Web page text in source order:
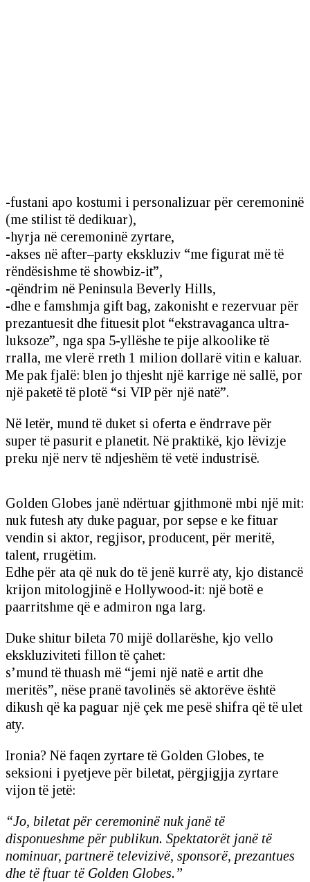
-fustani apo kostumi i personalizuar për ceremoninë
(me stilist të dedikuar),
-hyrja në ceremoninë zyrtare,
-akses në after–party ekskluziv “me figurat më të
rëndësishme të showbiz-it”,
-qëndrim në Peninsula Beverly Hills,
-dhe e famshmja gift bag, zakonisht e rezervuar për
prezantuesit dhe fituesit plot “ekstravaganca ultra-
luksoze”, nga spa 5-yllëshe te pije alkoolike të
rralla, me vlerë rreth 1 milion dollarë vitin e kaluar.
Me pak fjalë: blen jo thjesht një karrige në sallë, por
një paketë të plotë “si VIP për një natë”.
Në letër, mund të duket si oferta e ëndrrave për
super të pasurit e planetit. Në praktikë, kjo lëvizje
preku një nerv të ndjeshëm të vetë industrisë.
Golden Globes janë ndërtuar gjithmonë mbi një mit:
nuk futesh aty duke paguar, por sepse e ke fituar
vendin si aktor, regjisor, producent, për meritë,
talent, rrugëtim.
Edhe për ata që nuk do të jenë kurrë aty, kjo distancë
krijon mitologjinë e Hollywood-it: një botë e
paarritshme që e admiron nga larg.
Duke shitur bileta 70 mijë dollarëshe, kjo vello
ekskluziviteti fillon të çahet:
s’mund të thuash më “jemi një natë e artit dhe
meritës”, nëse pranë tavolinës së aktorëve është
dikush që ka paguar një çek me pesë shifra që të ulet
aty.
Ironia? Në faqen zyrtare të Golden Globes, te
seksioni i pyetjeve për biletat, përgjigjja zyrtare
vijon të jetë:
“Jo, biletat për ceremoninë nuk janë të
disponueshme për publikun. Spektatorët janë të
nominuar, partnerë televizivë, sponsorë, prezantues
dhe të ftuar të Golden Globes.”